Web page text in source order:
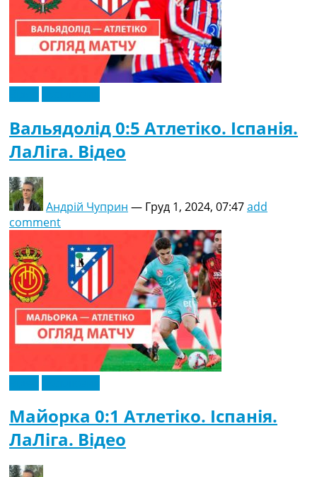
Вальядолід 0:5 Атлетіко. Іспанія.
ЛаЛіга. Відео
Андрій Чуприн — Груд 1, 2024, 07:47add
comment
Майорка 0:1 Атлетіко. Іспанія.
ЛаЛіга. Відео